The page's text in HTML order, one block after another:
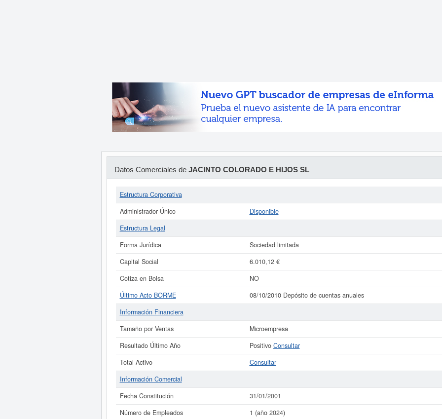
Datos Comerciales de JACINTO COLORADO E HIJOS SL
Estructura Corporativa
Administrador Único
Disponible
Estructura Legal
Forma Jurídica
Sociedad limitada
Capital Social
6.010,12 €
Cotiza en Bolsa
NO
Último Acto BORME
08/10/2010 Depósito de cuentas anuales
Información Financiera
Tamaño por Ventas
Microempresa
Resultado Último Año
Positivo Consultar
Total Activo
Consultar
Información Comercial
Fecha Constitución
31/01/2001
Número de Empleados
1 (año 2024)